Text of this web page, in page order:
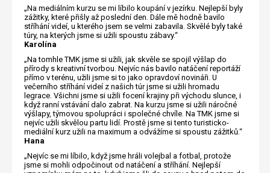
„Na mediálním kurzu se mi líbilo koupání v jezírku. Nejlepší byly
zážitky, které přišly až poslední den. Dále mě hodně bavilo
stříhání videí, u kterého jsem se velmi zabavila. Skvělé byly také
túry, na kterých jsme si užili spoustu zábavy.“
Karolína
„Na tomhle TMK jsme si užili, jak skvěle se spojil výšlap do
přírody s kreativní tvorbou. Nejvíc nás bavilo natáčení reportáží
přímo v terénu, užili jsme si to jako opravdoví novináři. U
večerního stříhání videí z našich túr jsme si užili hromadu
legrace. Všichni jsme si užili focení krajiny při východu slunce, i
když ranní vstávání dalo zabrat. Na kurzu jsme si užili náročné
výšlapy, týmovou spolupráci i společné chvíle. Na TMK jsme si
nejvíc užili skvělou partu lidí. Prostě jsme si tento turisticko-
mediální kurz užili na maximum a odvážíme si spoustu zážitků.“
Hana
„Nejvíc se mi líbilo, když jsme hráli volejbal a fotbal, protože
jsme si mohli odpočinout od natáčení a stříhání. Nejlepší